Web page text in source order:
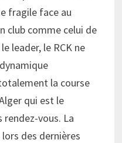
fragile face au
club comme celui de
leader, le RCK ne
la course
qui est le
vous. La
des dernières